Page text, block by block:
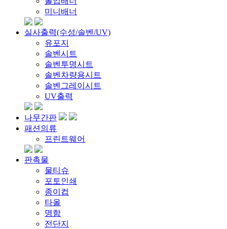
미니배너
실사출력(수성/솔벤/UV)
유포지
솔벤시트
솔벤투명시트
솔벤차량용시트
솔벤그레이시트
UV출력
나무간판
패션의류
프린트웨어
판촉물
물티슈
포토인쇄
종이컵
타올
명함
전단지